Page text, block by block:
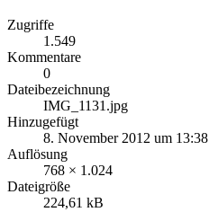
Zugriffe
1.549
Kommentare
0
Dateibezeichnung
IMG_1131.jpg
Hinzugefügt
8. November 2012 um 13:38
Auflösung
768 × 1.024
Dateigröße
224,61 kB